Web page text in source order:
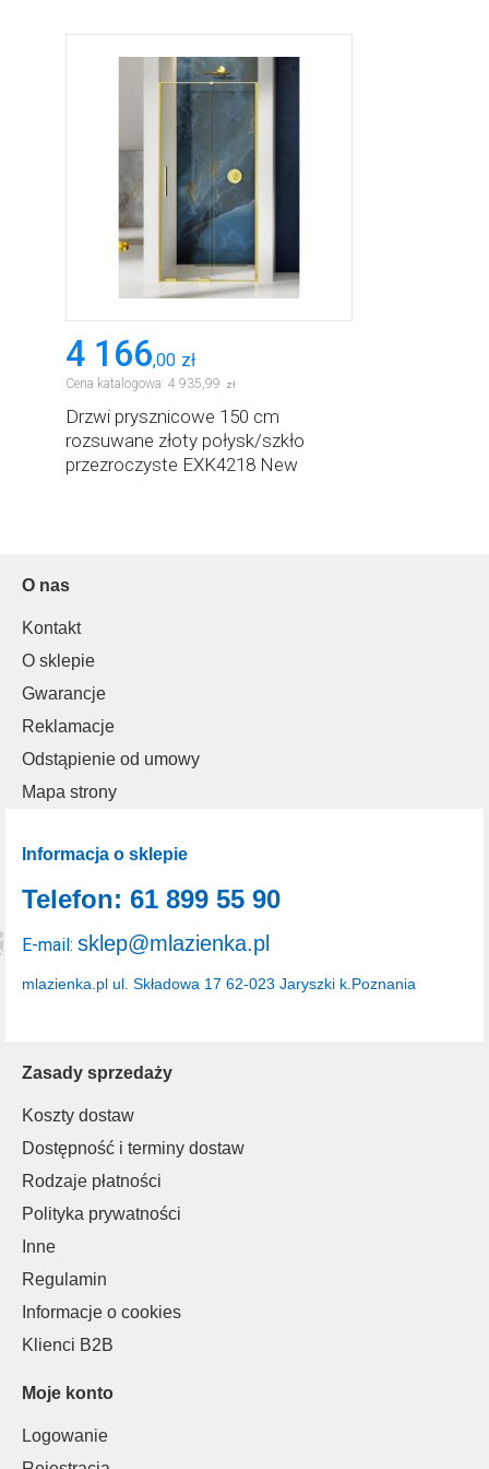
4 166,00 zł
Cena katalogowa: 4 935,99 zł
Drzwi prysznicowe 150 cm
rozsuwane złoty połysk/szkło
przezroczyste EXK4218 New
O nas
Kontakt
O sklepie
Gwarancje
Reklamacje
Odstąpienie od umowy
Mapa strony
Zasady sprzedaży
Koszty dostaw
Dostępność i terminy dostaw
Rodzaje płatności
Polityka prywatności
Inne
Regulamin
Informacje o cookies
Klienci B2B
Moje konto
Logowanie
Informacja o sklepie
mlazienka.pl ul. Składowa 17 62-023 Jaryszki k.Poznania
Telefon: 61 899 55 90
E-mail: sklep@mlazienka.pl